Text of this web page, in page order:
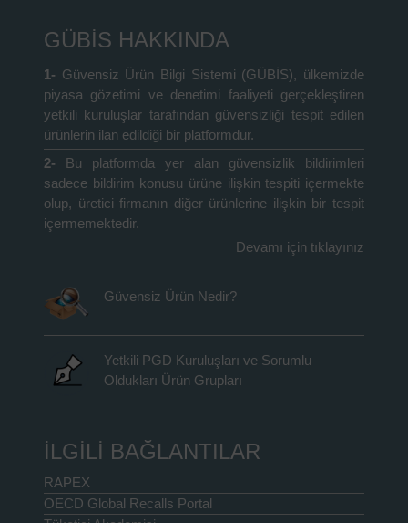
GÜBİS HAKKINDA
1- Güvensiz Ürün Bilgi Sistemi (GÜBİS), ülkemizde
piyasa gözetimi ve denetimi faaliyeti gerçekleştiren
yetkili kuruluşlar tarafından güvensizliği tespit edilen
ürünlerin ilan edildiği bir platformdur.
2-
Bu platformda yer alan güvensizlik bildirimleri
sadece bildirim konusu ürüne ilişkin tespiti içermekte
olup, üretici firmanın diğer ürünlerine ilişkin bir tespit
içermemektedir.
Devamı için tıklayınız
Güvensiz Ürün Nedir?
Yetkili PGD Kuruluşları ve Sorumlu
Oldukları Ürün Grupları
İLGİLİ BAĞLANTILAR
RAPEX
OECD Global Recalls Portal